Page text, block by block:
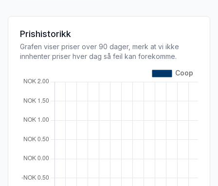
Prishistorikk
Grafen viser priser over 90 dager, merk at vi ikke
innhenter priser hver dag så feil kan forekomme.